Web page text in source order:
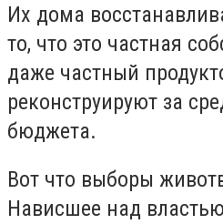
Их дома
то, что это частная
даже частный
реконструируют за
бюджета.
Вот что выборы
Нависшее над